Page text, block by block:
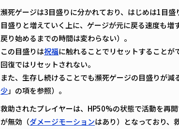
瀕死ゲージは3目盛りに分かれており、はじめは1目
目盛りと増えていく上に、ゲージが元に戻る速度も
戻り始めるまでの時間は変わらない）。
この目盛りは祝福に触れることでリセットすること
回復ではリセットされない。
また、生存し続けることでも瀕死ゲージの目盛りが減
少」の項を参照）。
救助されたプレイヤーは、HP50%の状態で活動を再
が無効（ダメージモーションはあり）となっており、